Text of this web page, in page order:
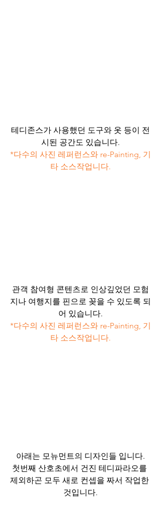
테디존스가 사용했던 도구와 옷 등이 전
시된 공간도 있습니다.
*다수의 사진 레퍼런스와 re-Painting, 기
타 소스작업니다.
관객 참여형 콘텐츠로 인상깊었던 모험
지나 여행지를 핀으로 꽂을 수 있도록 되
어 있습니다.
*다수의 사진 레퍼런스와 re-Painting, 기
타 소스작업니다.
아래는 모뉴먼트의 디자인들 입니다.
첫번째 산호초에서 건진 테디파라오를
제외하곤 모두 새로 컨셉을 짜서 작업한
것입니다.